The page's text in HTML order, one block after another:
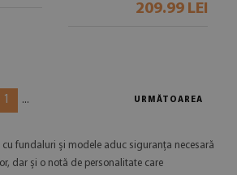
209.99 LEI
1 ... URMĂTOAREA
cu fundaluri și modele aduc siguranța necesară
dar și o notă de personalitate care